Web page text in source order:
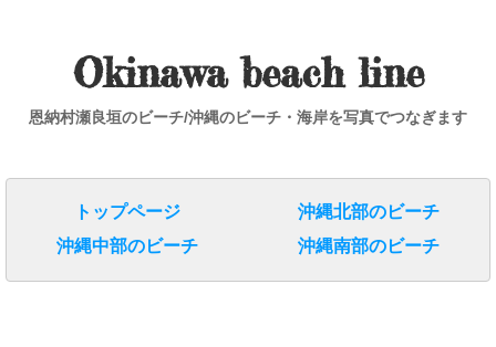
Okinawa beach line
恩納村瀬良垣のビーチ/沖縄のビーチ・海岸を写真でつなぎます
トップページ
沖縄北部のビーチ
沖縄中部のビーチ
沖縄南部のビーチ